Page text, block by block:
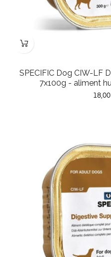
SPECIFIC Dog CIW-LF
7x100g - aliment
Prix